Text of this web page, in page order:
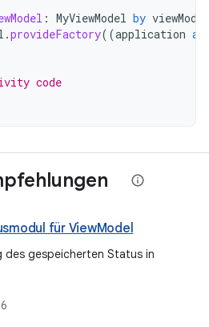
: MyViewModel by
.provideFactory((application as
code
für ViewModel
des gespeicherten Status in